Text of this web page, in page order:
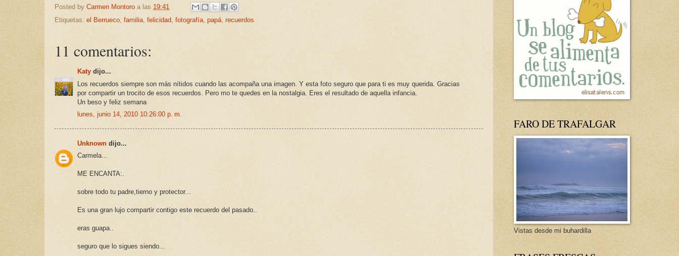
Posted by Carmen Montoro a las 19:41
Etiquetas: el Berrueco, familia, felicidad, fotografía, papá, recuerdos
11 comentarios:
Katy dijo...
Los recuerdos siempre son más nítidos cuando las acompaña una imagen. Y esta foto seguro que para ti es muy querida. Gracias
por compartir un trocito de esos recuerdos. Pero mo te quedes en la nostalgia. Eres el resultado de aquella infancia.
Un beso y feliz semana
lunes, junio 14, 2010 10:26:00 p. m.
Unknown dijo...
Carmela...
ME ENCANTA:.
sobre todo tu padre,tierno y protector...
Es una gran lujo compartir contigo este recuerdo del pasado..
eras guapa..
seguro que lo sigues siendo...
FARO DE TRAFALGAR
Vistas desde mi buhardilla